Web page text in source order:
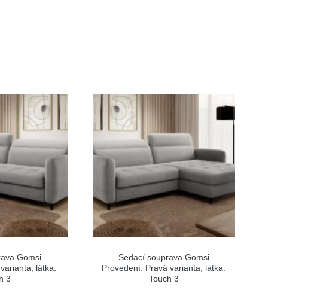
Gomsi
látka:
3
Sedací souprava Gomsi
Provedení: Pravá varianta, látka:
Touch 3